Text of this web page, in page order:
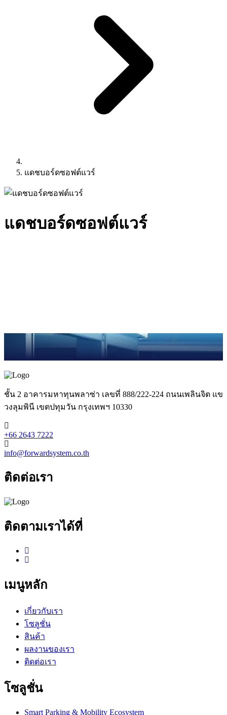
แดชบอร์ดซอฟต์แวร์
แดชบอร์ดซอฟต์แวร์
ชั้น 2 อาคารมหาทุนพลาซ่า เลขที่ 888/222-224 ถนนเพลินจิต แข
วงลุมพินี เขตปทุมวัน กรุงเทพฯ 10330
+66 2643 7222
info@forwardsystem.co.th
ติดต่อเรา
ติดตามเราได้ที่
เมนูหลัก
เกี่ยวกับเรา
โซลูชั่น
สินค้า
ผลงานของเรา
ติดต่อเรา
โซลูชั่น
Smart Parking & Mobility Ecosystem